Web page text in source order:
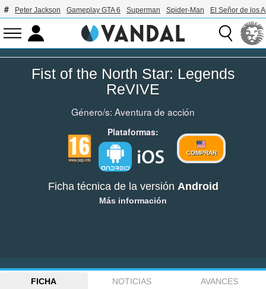
Peter Jackson Gameplay GTA 6 Superman Spider-Man El Señor de los
Fist of the North Star: Legends
ReVIVE
Género/s: Aventura de acción
Plataformas:
COMPRAR
Ficha técnica de la versión Android
Más información
FICHA NOTICIAS
AVANCES